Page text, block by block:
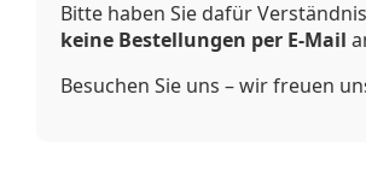
Bitte haben Sie dafür
keine Bestellungen per E-Mail
Besuchen Sie uns – wir freuen